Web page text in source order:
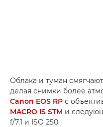
Облака и туман
делая снимки более
Canon EOS RP с
MACRO IS STM и
f/7.1 и ISO 250.